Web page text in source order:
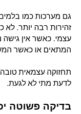
גם מערכות כמו
זהירות רבה יותר.
עצמי. כאשר אין גישה
המתאים או כאשר
תחזוקה עצמאית
לדעת מתי לא לגעת.
בדיקה פשוטה